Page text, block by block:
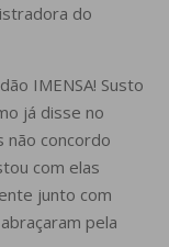
do
IMENSA! Susto
já disse no
concordo
com elas
junto com
pela